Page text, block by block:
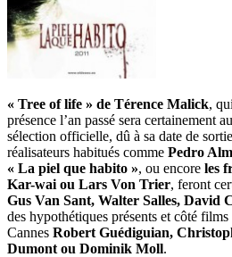
« Tree of life » de Térence Malick,
présence l’an passé sera certainement
sélection officielle, dû à sa date de
réalisateurs habitués comme Pedro
« La piel que habito », ou encore les
Kar-wai ou Lars Von Trier, feront
Gus Van Sant, Walter Salles, David
des hypothétiques présents et côté
Cannes Robert Guédiguian,
Dumont ou Dominik Moll.